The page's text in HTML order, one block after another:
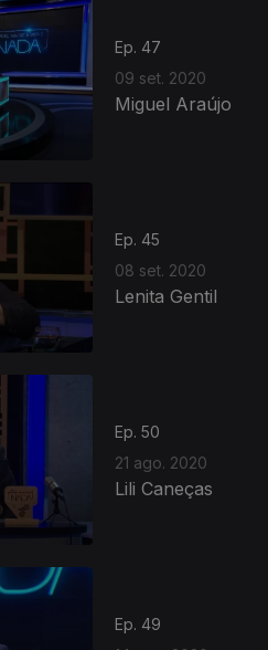
Ep. 47
09 set. 2020
Miguel Araújo
Ep. 45
08 set. 2020
Lenita Gentil
Ep. 50
21 ago. 2020
Lili Caneças
Ep. 49